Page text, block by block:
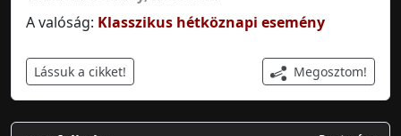
A valóság: Klasszikus hétköznapi esemény
Lássuk a cikket! Megosztom!